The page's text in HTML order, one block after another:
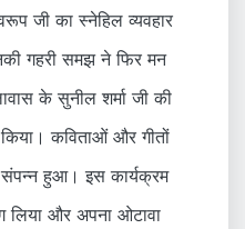
जी का स्नेहिल व्यवहार
गहरी समझ ने फिर मन
के सुनील शर्मा जी की
कविताओं और गीतों
हुआ। इस कार्यक्रम
लिया और अपना ओटावा